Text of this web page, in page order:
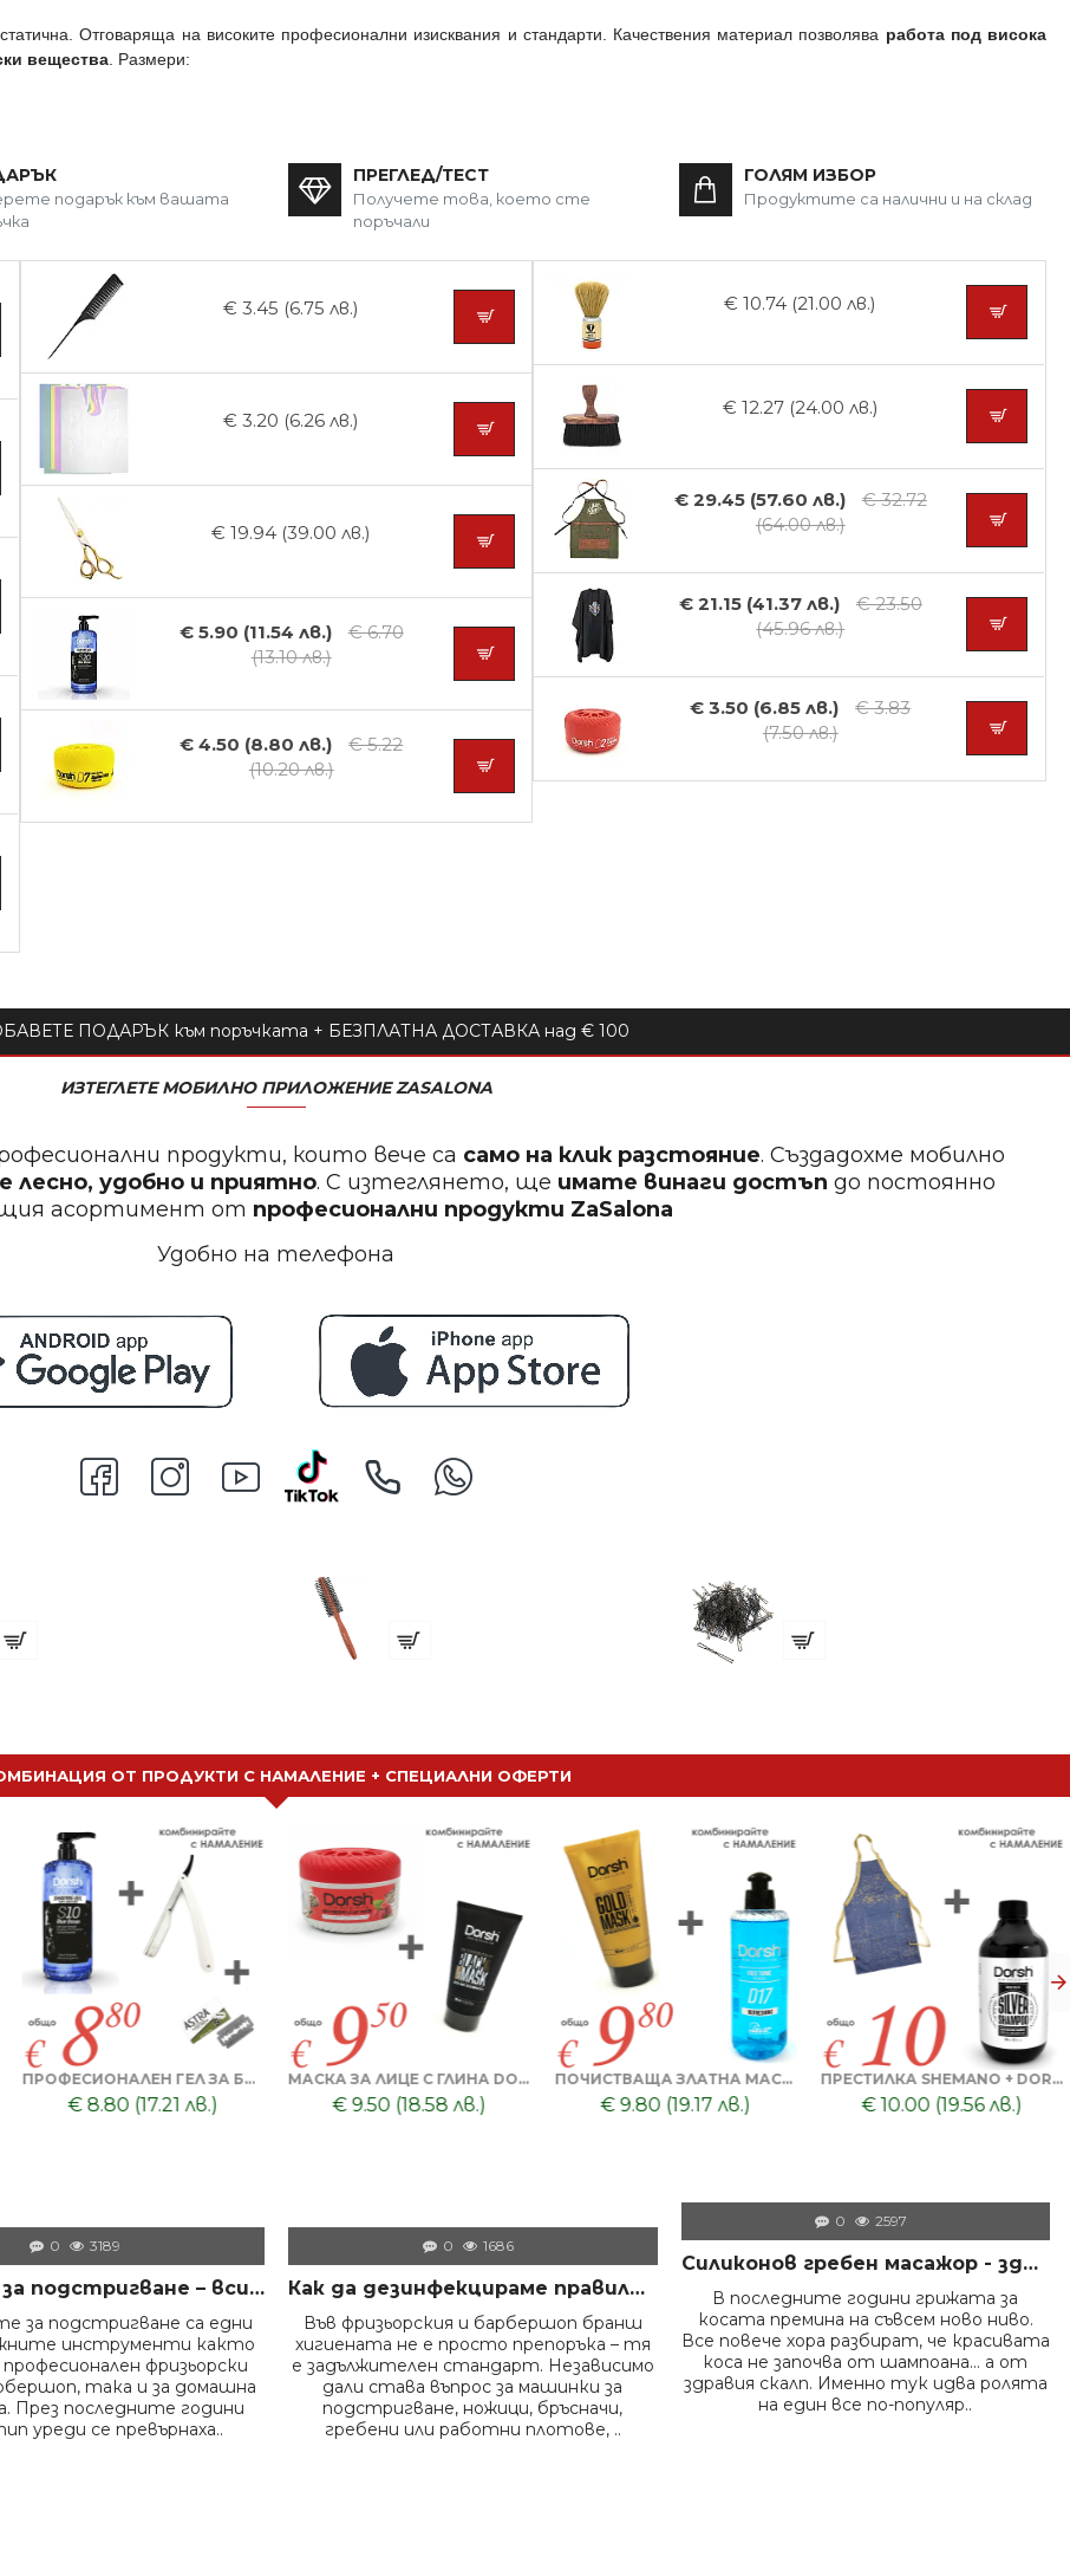
Отговаряща на високите професионални изисквания и стандарти. Качествения материал позволява работа под висока
вещества . Размери:
подарък към вашата
ПРЕГЛЕД/ТЕСТ
Получете това, което сте
поръчали
ГОЛЯМ ИЗБОР
Продуктите са налични и на склад
€ 3.45 (6.75 лв.)
€ 3.20 (6.26 лв.)
€ 19.94 (39.00 лв.)
€ 5.90 (11.54 лв.)
€ 6.70
(13.10 лв.)
€ 4.50 (8.80 лв.)
€ 5.22
(10.20 лв.)
€ 10.74 (21.00 лв.)
€ 12.27 (24.00 лв.)
€ 29.45 (57.60 лв.)
€ 32.72
(64.00 лв.)
€ 21.15 (41.37 лв.)
€ 23.50
(45.96 лв.)
€ 3.50 (6.85 лв.)
€ 3.83
(7.50 лв.)
ПОДАРЪК към поръчката + БЕЗПЛАТНА ДОСТАВКА над € 100
ИЗТЕГЛЕТЕ МОБИЛНО ПРИЛОЖЕНИЕ ZASALONA
продукти, които вече са само на клик разстояние. Създадохме мобилно
лесно, удобно и приятно. С изтеглянето, ще имате винаги достъп до постоянно
асортимент от професионални продукти ZaSalona
Удобно на телефона
ОТ ПРОДУКТИ С НАМАЛЕНИЕ + СПЕЦИАЛНИ ОФЕРТИ
СИЛИКОНОВ ГРЕБЕН МАСАЖОР + ТОНИК ЗА КОСА DORSH
€ 8.50 (16.62 лв.)
МАСАЖОР ЗА КОСА И СКАЛП + DORSH SILVER - ШАМПОАН ПРОТИВ ОРАНЖЕВО ЛИЛАВО 500 МЛ
€ 8.60 (16.82 лв.)
ПРОФЕСИОНАЛЕН ГЕЛ ЗА БРЪСНЕНЕ 1000 ML + БРЪСНАЧ ЗА ЕДНОКРАТНИ НОЖЧЕТА + БРЪСНАРСКИ НОЖЧЕТА ASTRA - 5БР
€ 8.80 (17.21 лв.)
МАСКА ЗА ЛИЦЕ С ГЛИНА DORSH + ПОЧИСТВАЩА ЧЕРНА МАСКА ЗА ЛИЦЕ DORSH
€ 9.50 (18.58 лв.)
0 3189
Машинки за подстригване – всичко, което трябва да знаем преди да изберем правилния модел
за подстригване са едни
инструменти както
фризьорски
така и за домашна
През последните години
уреди се превърнаха..
0 1686
Как да дезинфекцираме правилно инструментите във фризьорски салон – пълно професионално ръководство
Във фризьорския и барбершоп бранш
хигиената не е просто препоръка – тя
е задължителен стандарт. Независимо
дали става въпрос за машинки за
подстригване, ножици, бръсначи,
гребени или работни плотове, ..
0 2597
Силиконов гребен масажор - здрава коса и скалп
В последните години грижата за
косата премина на съвсем ново ниво.
Все повече хора разбират, че красивата
коса не започва от шампоана… а от
здравия скалп. Именно тук идва ролята
на един все по-популяр..